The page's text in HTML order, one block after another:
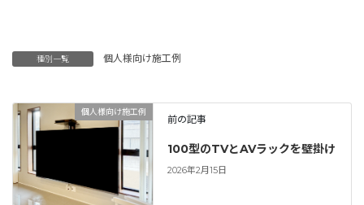
種別一覧 個人様向け施工例
個人様向け施工例
前の記事
100型のTVとAVラックを壁掛け
2026年2月15日